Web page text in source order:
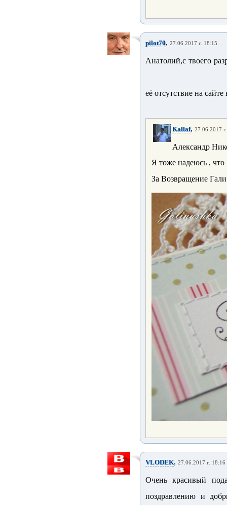
pilot70, 27.06.2017 г. 18:15
Анатолий,с твоего
её отсутствие на
Kallaf, 27.06.2017
Александр
Я тоже надеюсь , что
За Возвращение
VLODEK, 27.06.2017 г. 18:16
Очень красивый
поздравлению и